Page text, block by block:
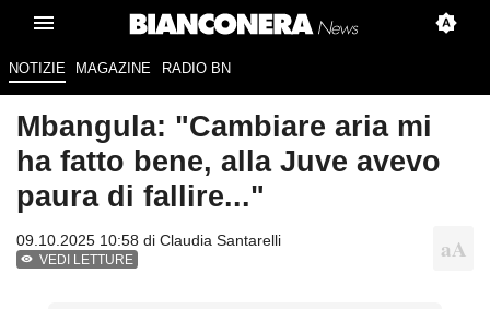
NOTIZIE MAGAZINE RADIO BN
Mbangula: "Cambiare aria mi
ha fatto bene, alla Juve avevo
paura di fallire..."
09.10.2025 10:58 di Claudia Santarelli
VEDI LETTURE